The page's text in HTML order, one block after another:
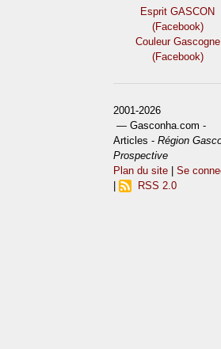
Esprit GASCON
(Facebook)
Couleur Gascogne
(Facebook)
2001-2026
— Gasconha.com -
Articles -Région
Prospective
Plan du site |Se
RSS 2.0